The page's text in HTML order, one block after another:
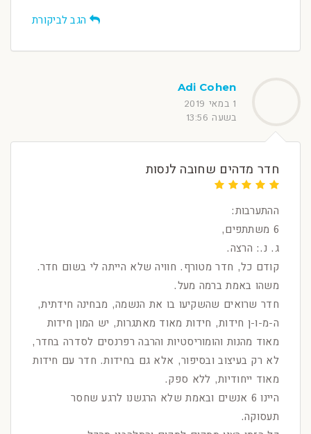
הגב לביקורת
Adi Cohen
1 במאי 2019
בשעה 13:56
חדר מדהים שחובה לנסות
ההתערבות:
6 משתתפים,
ג. נ.: הרצה.
קודם כל, חדר מטורף. חוויה שלא הייתה לי בשום חדר.
משהו באמת ברמה מעל.
חדר שרואים שהשקיעו בו את הנשמה, מבחינה חידתית,
ה-מ-ו-ן חידות, חידות מאוד מאתגרות, יש המון חידות
מאוד מהנות והומוריסטיות והרבה רפרנסים לסדרה בחדר,
לא רק בעיצוב ובסיפור, אלא גם בחידות. חדר עם חידות
מאוד ייחודיות, ללא ספק.
היינו 6 אנשים ובאמת שלא הרגשנו לרגע שחסר
תעסוקה.